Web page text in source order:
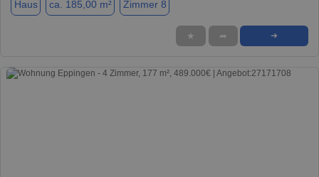
Haus ca. 185,00 m² Zimmer 8
★ ➦ ➜